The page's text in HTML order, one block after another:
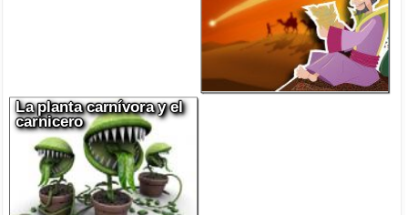
La planta carnívora y el
carnicero